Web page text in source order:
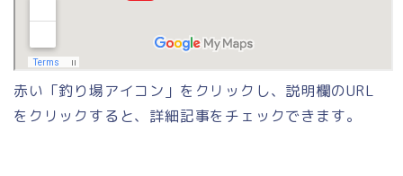
赤い「釣り場アイコン」をクリックし、説明欄のURL
をクリックすると、詳細記事をチェックできます。